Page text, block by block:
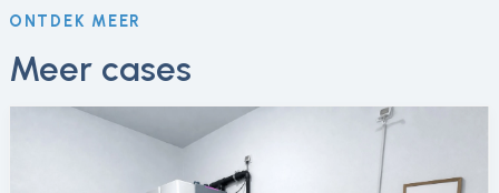
ONTDEK MEER
Meer cases